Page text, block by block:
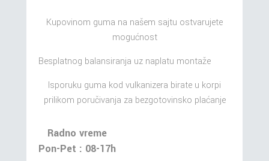
Kupovinom guma na našem sajtu ostvarujete
mogućnost
Besplatnog balansiranja uz naplatu montaže
Isporuku guma kod vulkanizera birate u korpi
prilikom poručivanja za bezgotovinsko plaćanje
Radno vreme
Pon-Pet : 08-17h